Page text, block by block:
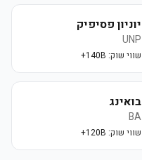
יוניון פסיפיק
UNP
שווי שוק: 140B+
בואינג
BA
שווי שוק: 120B+